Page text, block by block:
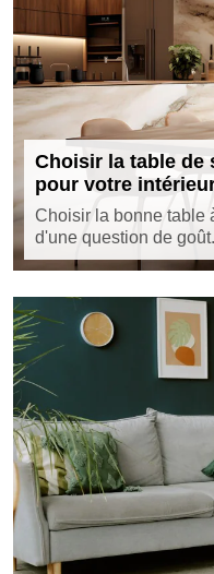
Choisir la table de
pour votre
Choisir la bonne table
d'une question de